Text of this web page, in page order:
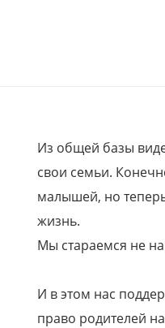
Из общей базы
свои семьи.
малышей, но теперь
жизнь.
Мы стараемся не
И в этом нас
право родителей